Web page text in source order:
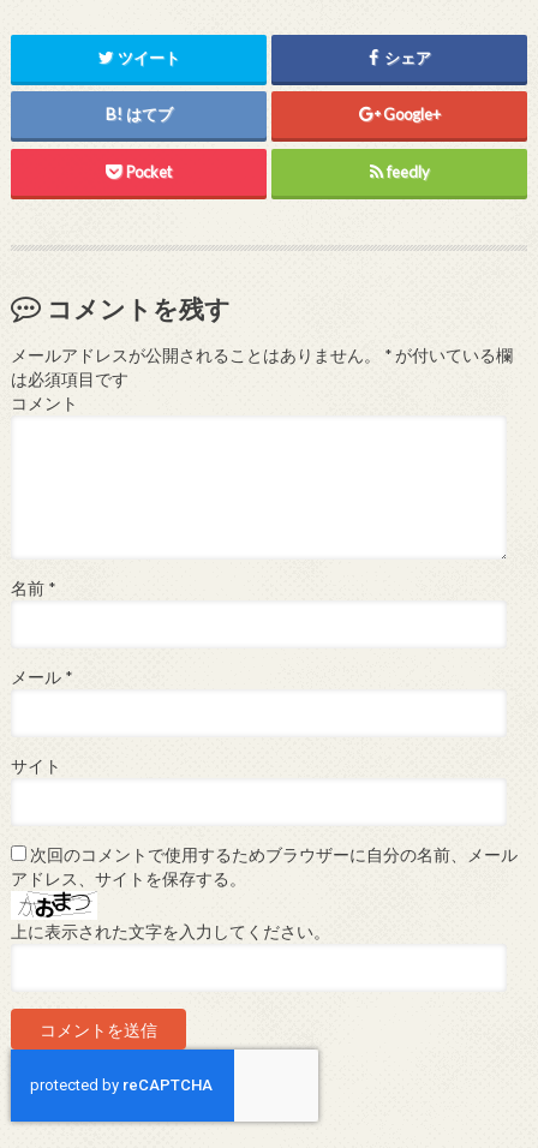
ツイート シェア
はてブ Google+
Pocket feedly
コメントを残す
メールアドレスが公開されることはありません。 *が付いている欄
は必須項目です
コメント
名前 *
メール *
サイト
次回のコメントで使用するためブラウザーに自分の名前、メール
アドレス、サイトを保存する。
上に表示された文字を入力してください。